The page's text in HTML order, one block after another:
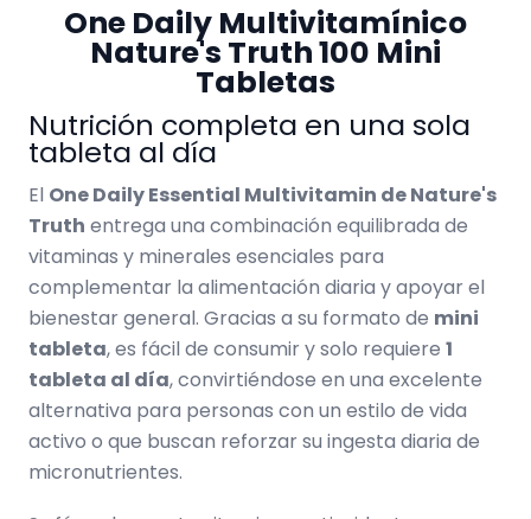
One Daily Multivitamínico
Nature's Truth 100 Mini
Tabletas
Nutrición completa en una sola
tableta al día
El One Daily Essential Multivitamin de Nature's
Truth entrega una combinación equilibrada de
vitaminas y minerales esenciales para
complementar la alimentación diaria y apoyar el
bienestar general. Gracias a su formato de mini
tableta, es fácil de consumir y solo requiere 1
tableta al día, convirtiéndose en una excelente
alternativa para personas con un estilo de vida
activo o que buscan reforzar su ingesta diaria de
micronutrientes.